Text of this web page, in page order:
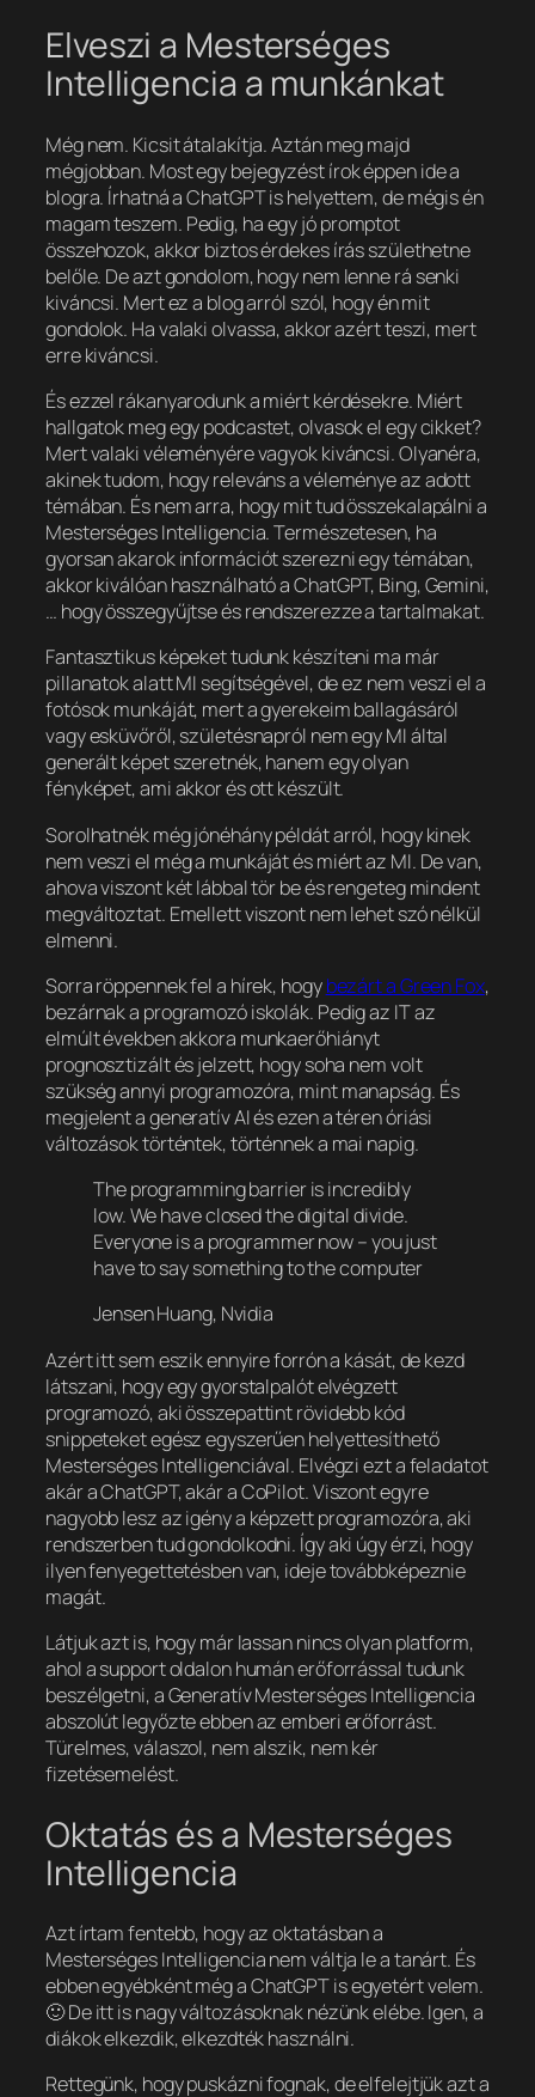
Elveszi a Mesterséges
Intelligencia a munkánkat
Még nem. Kicsit átalakítja. Aztán meg majd
mégjobban. Most egy bejegyzést írok éppen ide a
blogra. Írhatná a ChatGPT is helyettem, de mégis én
magam teszem. Pedig, ha egy jó promptot
összehozok, akkor biztos érdekes írás születhetne
belőle. De azt gondolom, hogy nem lenne rá senki
kiváncsi. Mert ez a blog arról szól, hogy én mit
gondolok. Ha valaki olvassa, akkor azért teszi, mert
erre kiváncsi.
És ezzel rákanyarodunk a miért kérdésekre. Miért
hallgatok meg egy podcastet, olvasok el egy cikket?
Mert valaki véleményére vagyok kiváncsi. Olyanéra,
akinek tudom, hogy releváns a véleménye az adott
témában. És nem arra, hogy mit tud összekalapálni a
Mesterséges Intelligencia. Természetesen, ha
gyorsan akarok információt szerezni egy témában,
akkor kiválóan használható a ChatGPT, Bing, Gemini,
… hogy összegyűjtse és rendszerezze a tartalmakat.
Fantasztikus képeket tudunk készíteni ma már
pillanatok alatt MI segítségével, de ez nem veszi el a
fotósok munkáját, mert a gyerekeim ballagásáról
vagy esküvőről, születésnapról nem egy MI által
generált képet szeretnék, hanem egy olyan
fényképet, ami akkor és ott készült.
Sorolhatnék még jónéhány példát arról, hogy kinek
nem veszi el még a munkáját és miért az MI. De van,
ahova viszont két lábbal tör be és rengeteg mindent
megváltoztat. Emellett viszont nem lehet szó nélkül
elmenni.
Sorra röppennek fel a hírek, hogybezárt a Green Fox,
bezárnak a programozó iskolák. Pedig az IT az
elmúlt években akkora munkaerőhiányt
prognosztizált és jelzett, hogy soha nem volt
szükség annyi programozóra, mint manapság. És
megjelent a generatív AI és ezen a téren óriási
változások történtek, történnek a mai napig.
The programming barrier is incredibly
low. We have closed the digital divide.
Everyone is a programmer now – you just
have to say something to the computer
Jensen Huang, Nvidia
Azért itt sem eszik ennyire forrón a kását, de kezd
látszani, hogy egy gyorstalpalót elvégzett
programozó, aki összepattint rövidebb kód
snippeteket egész egyszerűen helyettesíthető
Mesterséges Intelligenciával. Elvégzi ezt a feladatot
akár a ChatGPT, akár a CoPilot. Viszont egyre
nagyobb lesz az igény a képzett programozóra, aki
rendszerben tud gondolkodni. Így aki úgy érzi, hogy
ilyen fenyegettetésben van, ideje továbbképeznie
magát.
Látjuk azt is, hogy már lassan nincs olyan platform,
ahol a support oldalon humán erőforrással tudunk
beszélgetni, a Generatív Mesterséges Intelligencia
abszolút legyőzte ebben az emberi erőforrást.
Türelmes, válaszol, nem alszik, nem kér
fizetésemelést.
Oktatás és a Mesterséges
Intelligencia
Azt írtam fentebb, hogy az oktatásban a
Mesterséges Intelligencia nem váltja le a tanárt. És
ebben egyébként még a ChatGPT is egyetért velem.
🙂 De itt is nagy változásoknak nézünk elébe. Igen, a
diákok elkezdik, elkezdték használni.
Rettegünk, hogy puskázni fognak, de elfelejtjük azt a